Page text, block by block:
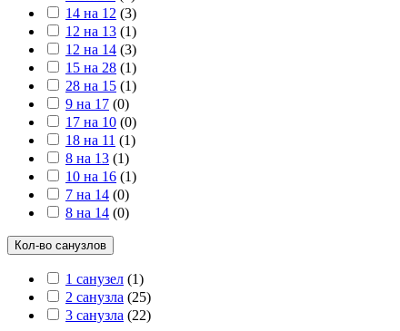
14 на 12 (3)
12 на 13 (1)
12 на 14 (3)
15 на 28 (1)
28 на 15 (1)
9 на 17 (0)
17 на 10 (0)
18 на 11 (1)
8 на 13 (1)
10 на 16 (1)
7 на 14 (0)
8 на 14 (0)
Кол-во санузлов
1 санузел (1)
2 санузла (25)
3 санузла (22)